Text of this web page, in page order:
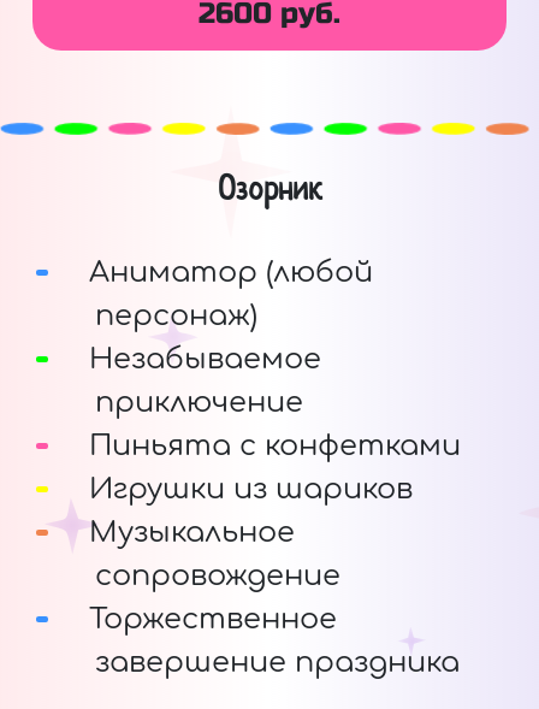
2600 руб.
Озорник
Аниматор (любой
персонаж)
Незабываемое
приключение
Пиньята с конфетками
Игрушки из шариков
Музыкальное
сопровождение
Торжественное
завершение праздника